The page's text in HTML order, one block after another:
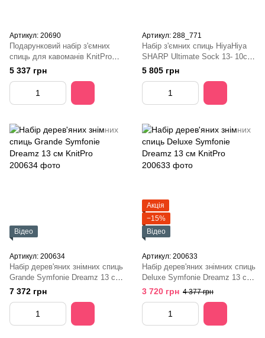
Артикул: 20690
Подарунковий набір з'ємних
спиць для кавоманів KnitPro
Knit & Sip
5 337 грн
Артикул: 288_771
Набір з'ємних спиць HiyaHiya
SHARP Ultimate Sock 13- 10см
(7 пар)
5 805 грн
Відео
Артикул: 200634
Набір дерев'яних знімних спиць
Grande Symfonie Dreamz 13 см
KnitPro
7 372 грн
Акція
−15%
Відео
Артикул: 200633
Набір дерев'яних знімних спиць
Deluxe Symfonie Dreamz 13 см
KnitPro
3 720 грн 4 377 грн